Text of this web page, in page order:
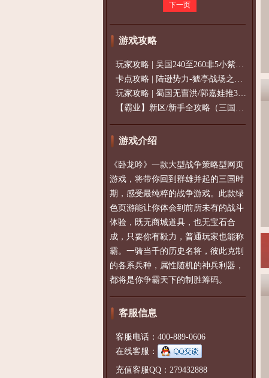
下一页
游戏攻略
玩家攻略 | 吴国240至260非5小紫过策免
卡点攻略 | 陆逊势力-猇亭战场之陆逊
玩家攻略 | 蜀国无曹洪/郭嘉娃推375级，
【霸业】新区/新手全攻略（三国通用）2
游戏介绍
《卧龙吟》一款大型战争策略型网页
游戏，将带你回到群雄并起的三国时
期，感受最纯粹的战争游戏。此款绿
色页游能让你体会到前所未有的战斗
体验，既无商城道具，也无宝石合
成，只要你有毅力，普通玩家也能称
霸。一骑当千的历史名将，彼此克制
的各系兵种，属性随机的神兵利器，
都将是你争霸天下的制胜筹码。
客服信息
客服电话：400-889-0606
在线客服：
充值客服QQ：279432888